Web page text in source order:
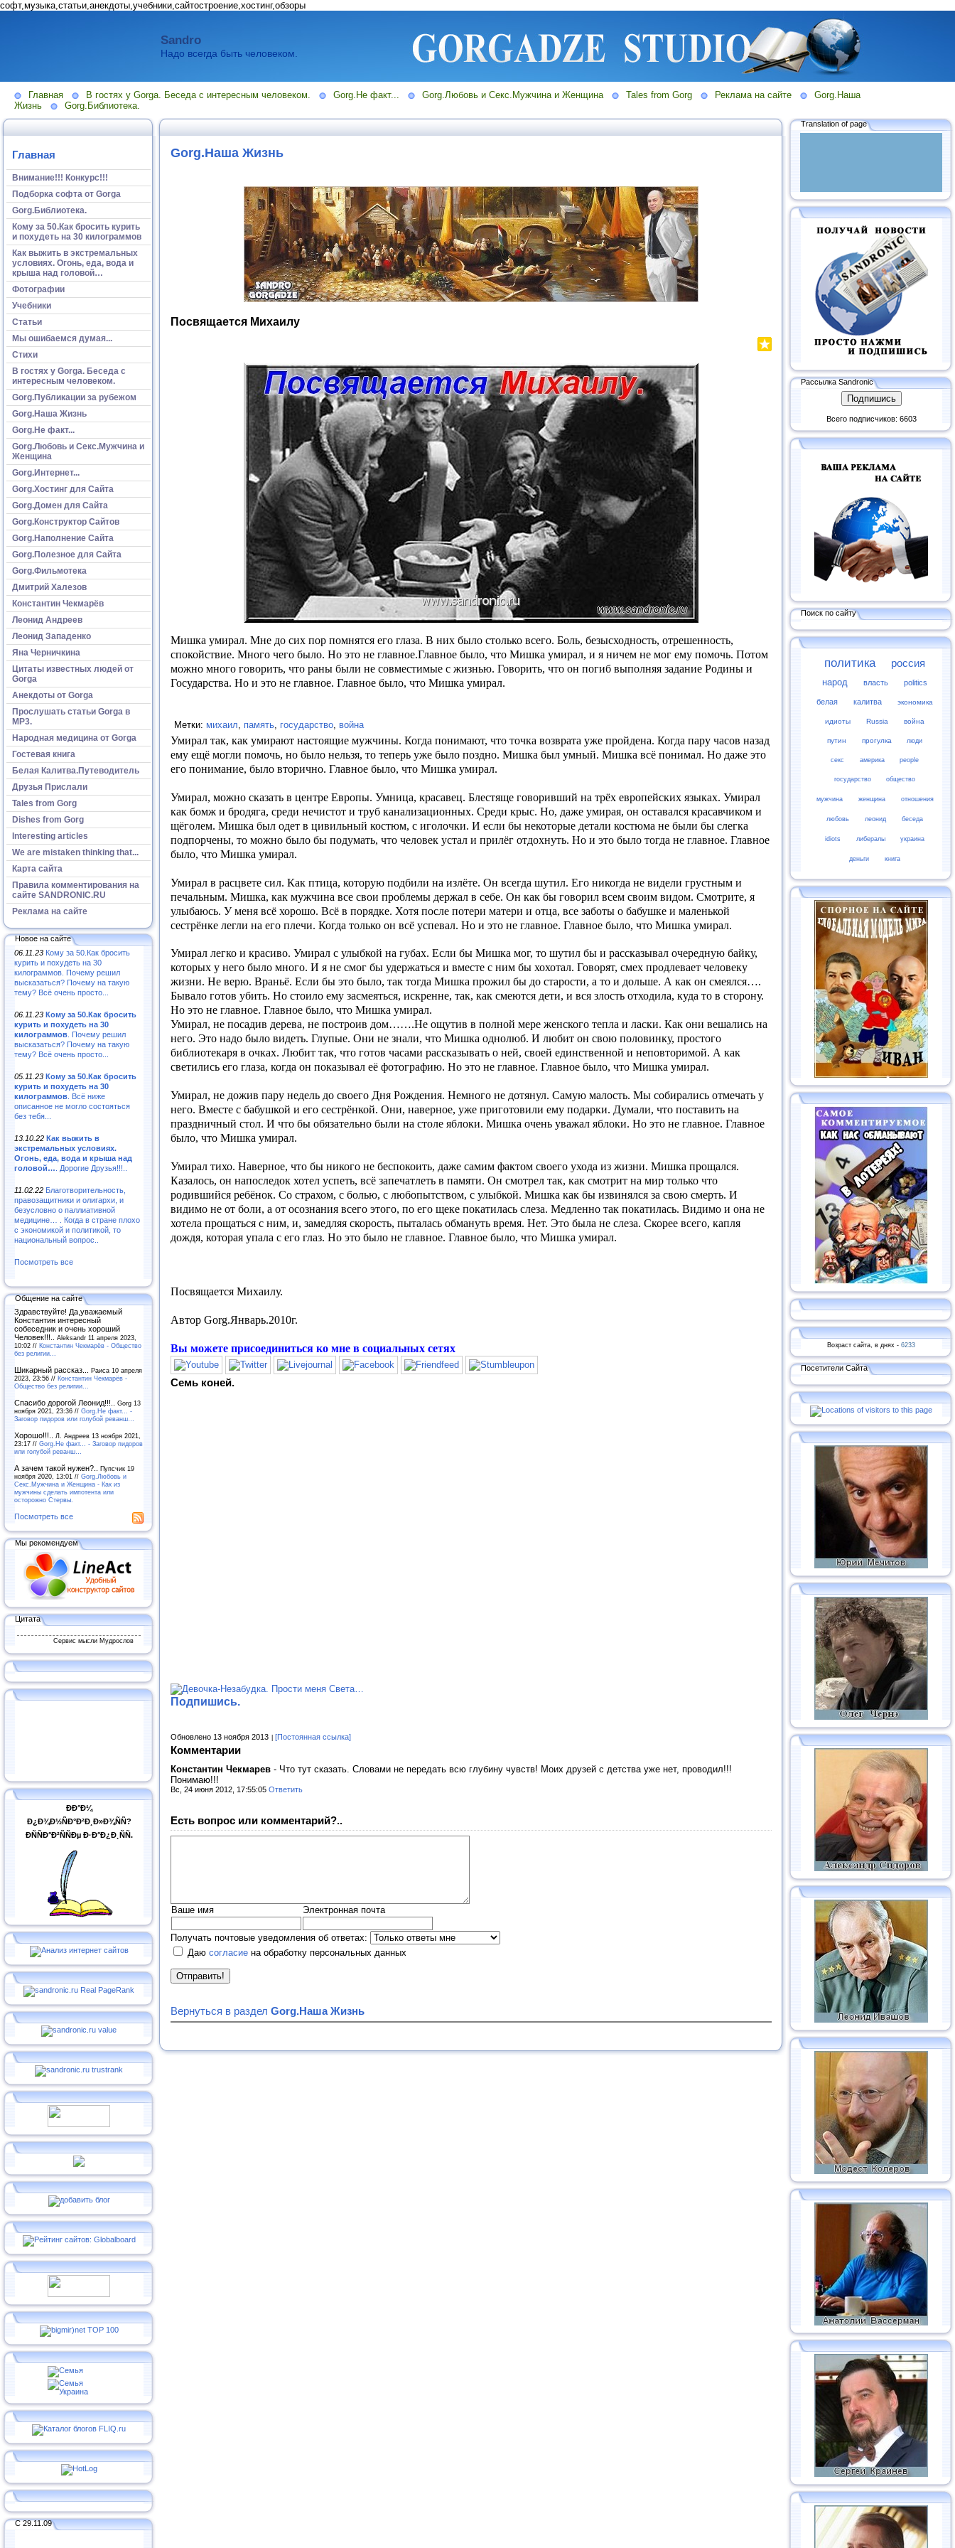
софт,музыка,статьи,анекдоты,учебники,сайтостроение,хостинг,обзоры
Sandro
Надо всегда быть человеком.
Главная В гостях у Gorga. Беседа с интересным человеком. Gorg.Не факт... Gorg.Любовь и Секс.Мужчина и Женщина Tales from Gorg Реклама на сайте
Gorg.Наша
Жизнь
Gorg.Библиотека.
Главная
Внимание!!! Конкурс!!!
Подборка софта от Gorga
Gorg.Библиотека.
Кому за 50.Как бросить курить
и похудеть на 30 килограммов
Как выжить в экстремальных
условиях. Огонь, еда, вода и
крыша над головой…
Фотографии
Учебники
Статьи
Мы ошибаемся думая...
Стихи
В гостях у Gorga. Беседа с
интересным человеком.
Gorg.Публикации за рубежом
Gorg.Наша Жизнь
Gorg.Не факт...
Gorg.Любовь и Секс.Мужчина и
Женщина
Gorg.Интернет...
Gorg.Хостинг для Сайта
Gorg.Домен для Сайта
Gorg.Конструктор Сайтов
Gorg.Наполнение Сайта
Gorg.Полезное для Сайта
Gorg.Фильмотека
Дмитрий Халезов
Константин Чекмарёв
Леонид Андреев
Леонид Западенко
Яна Черничкина
Цитаты известных людей от
Gorga
Анекдоты от Gorga
Прослушать статьи Gorga в
МР3.
Народная медицина от Gorga
Гостевая книга
Белая Калитва.Путеводитель
Друзья Прислали
Tales from Gorg
Dishes from Gorg
Interesting articles
We are mistaken thinking that...
Карта сайта
Правила комментирования на
сайте SANDRONIC.RU
Реклама на сайте
Новое на сайте
06.11.23 Кому за 50.Как бросить
курить и похудеть на 30
килограммов. Почему решил
высказаться? Почему на такую
тему? Всё очень просто...
06.11.23 Кому за 50.Как бросить
курить и похудеть на 30
килограммов . Почему решил
высказаться? Почему на такую
тему? Всё очень просто...
05.11.23 Кому за 50.Как бросить
курить и похудеть на 30
килограммов . Всё ниже
описанное не могло состояться
без тебя...
13.10.22 Как выжить в
экстремальных условиях.
Огонь, еда, вода и крыша над
головой… . Дорогие Друзья!!!..
11.02.22 Благотворительность,
правозащитники и олигархи, и
безусловно о паллиативной
медицине… . Когда в стране плохо
с экономикой и политикой, то
национальный вопрос..
Посмотреть все
Общение на сайте
Здравствуйте! Да,уважаемый
Константин интересный
собеседник и очень хороший
Человек!!!.. Aleksandr 11 апреля 2023,
10:02 // Константин Чекмарёв - Общество
без религии...
Шикарный рассказ... Раиса 10 апреля
2023, 23:56 // Константин Чекмарёв -
Общество без религии...
Спасибо дорогой Леонид!!!.. Gorg 13
ноября 2021, 23:36 // Gorg.Не факт... -
Заговор пидоров или голубой реванш…
Хорошо!!!..
Л. Андреев 13 ноября 2021,
23:17 // Gorg.Не факт... - Заговор пидоров
или голубой реванш…
А зачем такой нужен?.. Пупсчик 19
ноября 2020, 13:01 // Gorg.Любовь и
Секс.Мужчина и Женщина - Как из
мужчины сделать импотента или
осторожно Стервы.
Посмотреть все
Мы рекомендуем
Цитата
Сервис мысли Мудрослов
ÐÐ°Ð¼
Ð¿Ð¾Ð½ÑÐ°Ð²Ð¸Ð»Ð¾ÑÑ?
ÐÑÑÐ°Ð²ÑÑÐµ Ð·Ð°Ð¿Ð¸ÑÑ.
С 29.11.09
Gorg.Наша Жизнь
Посвящается Михаилу
Мишка умирал. Мне до сих пор помнятся его глаза. В них было столько всего. Боль, безысходность, отрешенность,
спокойствие. Много чего было. Но это не главное.Главное было, что Мишка умирал, и я ничем не мог ему помочь. Потом
можно много говорить, что раны были не совместимые с жизнью. Говорить, что он погиб выполняя задание Родины и
Государства. Но и это не главное. Главное было, что Мишка умирал.
Метки: михаил, память, государство, война
Умирал так, как умирают настоящие мужчины. Когда понимают, что точка возврата уже пройдена. Когда пару часов назад
ему ещё могли помочь, но было нельзя, то теперь уже было поздно. Мишка был умный. Мишка всё понимал. Но даже это
его понимание, было вторично. Главное было, что Мишка умирал.
Умирал, можно сказать в центре Европы. Умница, красавец. Блестяще говоривший на трёх европейских языках. Умирал
как бомж и бродяга, среди нечистот и труб канализационных. Среди крыс. Но, даже умирая, он оставался красавчиком и
щёголем. Мишка был одет в цивильный костюм, с иголочки. И если бы некоторые детали костюма не были бы слегка
подпорчены, то можно было бы подумать, что человек устал и прилёг отдохнуть. Но и это было тогда не главное. Главное
было, что Мишка умирал.
Умирал в расцвете сил. Как птица, которую подбили на излёте. Он всегда шутил. Его никогда не видели грустным и
печальным. Мишка, как мужчина все свои проблемы держал в себе. Он как бы говорил всем своим видом. Смотрите, я
улыбаюсь. У меня всё хорошо. Всё в порядке. Хотя после потери матери и отца, все заботы о бабушке и маленькой
сестрёнке легли на его плечи. Когда только он всё успевал. Но и это не главное. Главное было, что Мишка умирал.
Умирал легко и красиво. Умирал с улыбкой на губах. Если бы Мишка мог, то шутил бы и рассказывал очередную байку,
которых у него было много. И я не смог бы удержаться и вместе с ним бы хохотал. Говорят, смех продлевает человеку
жизни. Не верю. Враньё. Если бы это было, так тогда Мишка прожил бы до старости, а то и дольше. А как он смеялся….
Бывало готов убить. Но стоило ему засмеяться, искренне, так, как смеются дети, и вся злость отходила, куда то в сторону.
Но это не главное. Главное было, что Мишка умирал.
Умирал, не посадив дерева, не построив дом…….Не ощутив в полной мере женского тепла и ласки. Как они вешались на
него. Это надо было видеть. Глупые. Они не знали, что Мишка однолюб. И любит он свою половинку, простого
библиотекаря в очках. Любит так, что готов часами рассказывать о ней, своей единственной и неповторимой. А как
светились его глаза, когда он показывал её фотографию. Но это не главное. Главное было, что Мишка умирал.
Умирал, не дожив пару недель до своего Дня Рождения. Немного не дотянул. Самую малость. Мы собирались отмечать у
него. Вместе с бабушкой и его сестрёнкой. Они, наверное, уже приготовили ему подарки. Думали, что поставить на
праздничный стол. И что бы обязательно были на столе яблоки. Мишка очень уважал яблоки. Но это не главное. Главное
было, что Мишка умирал.
Умирал тихо. Наверное, что бы никого не беспокоить, даже самим фактом своего ухода из жизни. Мишка прощался.
Казалось, он напоследок хотел успеть, всё запечатлеть в памяти. Он смотрел так, как смотрит на мир только что
родившийся ребёнок. Со страхом, с болью, с любопытством, с улыбкой. Мишка как бы извинялся за свою смерть. И
видимо не от боли, а от осознания всего этого, по его щеке покатилась слеза. Медленно так покатилась. Видимо и она не
хотела прощаться с ним, и, замедляя скорость, пыталась обмануть время. Нет. Это была не слеза. Скорее всего, капля
дождя, которая упала с его глаз. Но это было не главное. Главное было, что Мишка умирал.
Посвящается Михаилу.
Автор Gorg.Январь.2010г.
Вы можете присоединиться ко мне в социальных сетях
Семь коней.
Подпишись.
Обновлено 13 ноября 2013 [Постоянная ссылка]
Комментарии
Константин Чекмарев - Что тут сказать. Словами не передать всю глубину чувств! Моих друзей с детства уже нет, проводил!!!
Понимаю!!!
Вс, 24 июня 2012, 17:55:05 Ответить
Есть вопрос или комментарий?..
Ваше имя Электронная почта
Получать почтовые уведомления об ответах:
Даю согласие на обработку персональных данных
Вернуться в раздел Gorg.Наша Жизнь
Translation of page
Рассылка Sandronic
Всего подписчиков: 6603
Поиск по сайту
политика россия
народ власть politics
белая калитва экономика
идиоты Russia война
путин прогулка люди
секс америка people
государство общество
мужчина женщина отношения
любовь леонид беседа
idiots либералы украина
деньги книга
Возраст сайта, в днях - 6233
Посетители Сайта